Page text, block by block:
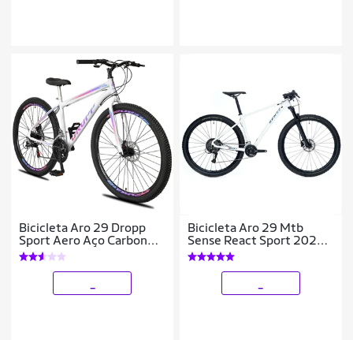
Bicicleta Aro 29 Dropp
Sport Aero Aço Carbono
21 Vel Marchas Freio a
Disco
Bicicleta Aro 29 Mtb
Sense React Sport 2025
Freio Hidráulico 2x8
Velocidades